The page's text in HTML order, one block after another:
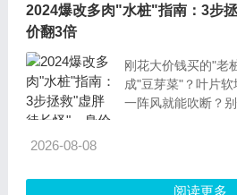
2024爆改多肉"水桩"指南：3步
价翻3倍
刚花大价钱买的"老
成"豆芽菜"？叶片
一阵风就能吹断？
青年，空有个子却
2026-08-08
阅读更多